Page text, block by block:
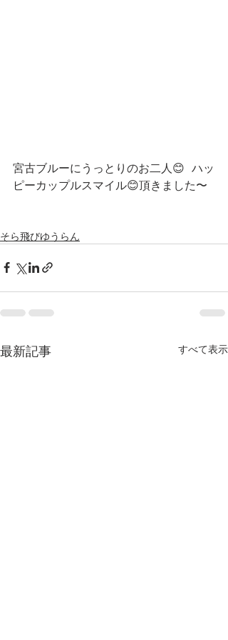
宮古ブルーにうっとりのお二人😊  ハッ
ピーカップルスマイル😊頂きました〜
そら飛びゆうらん
最新記事 すべて表示